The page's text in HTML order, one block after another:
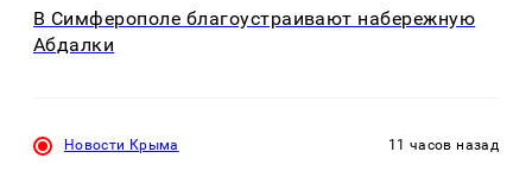
В Симферополе благоустраивают набережную
Абдалки
Новости Крыма 11 часов назад